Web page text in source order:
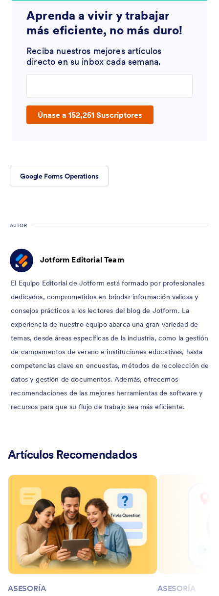
Aprenda a vivir y trabajar
más eficiente, no más duro!
Reciba nuestros mejores artículos
directo en su inbox cada semana.
Únase a 152,251 Suscriptores
Google Forms Operations
AUTOR
Jotform Editorial Team
El Equipo Editorial de Jotform está formado por profesionales
dedicados, comprometidos en brindar información valiosa y
consejos prácticos a los lectores del blog de Jotform. La
experiencia de nuestro equipo abarca una gran variedad de
temas, desde áreas específicas de la industria, como la gestión
de campamentos de verano e instituciones educativas, hasta
competencias clave en encuestas, métodos de recolección de
datos y gestión de documentos. Además, ofrecemos
recomendaciones de las mejores herramientas de software y
recursos para que su flujo de trabajo sea más eficiente.
Artículos Recomendados
ASESORÍA ASESORÍA